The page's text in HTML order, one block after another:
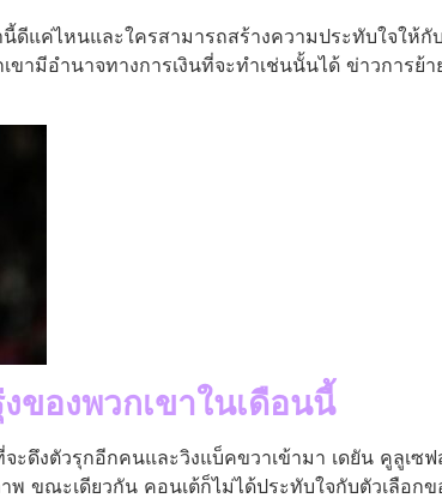
ดีแค่ไหนและใครสามารถสร้างความประทับใจให้กั
ามีอํานาจทางการเงินที่จะทําเช่นนั้นได้ ข่าวการย้
ของพวกเขาในเดือนนี้
ดึงตัวรุกอีกคนและวิงแบ็คขวาเข้ามา เดยัน คูลูเซ
ขณะเดียวกัน คอนเต้ก็ไม่ได้ประทับใจกับตัวเลือก